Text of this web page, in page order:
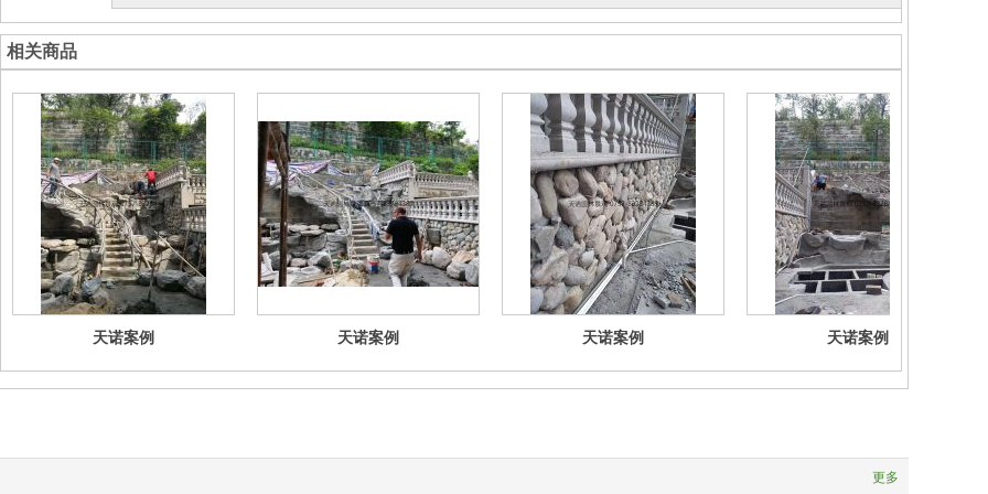
相关商品
天诺案例 天诺案例 天诺案例 天诺案例
更多